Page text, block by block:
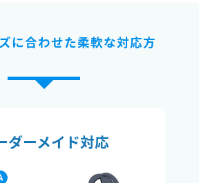
に合わせた柔軟な対応方
ダーメイド対応